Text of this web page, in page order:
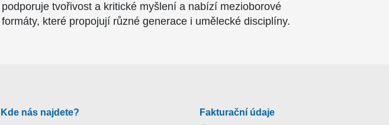
podporuje tvořivost a kritické myšlení a nabízí mezioborové
formáty, které propojují různé generace i umělecké disciplíny.
Kde nás najdete?
Fakturační údaje